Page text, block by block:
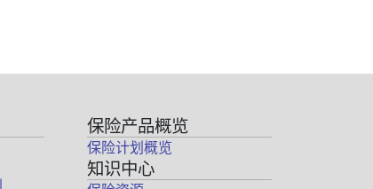
保险产品概览
保险计划概览
知识中心